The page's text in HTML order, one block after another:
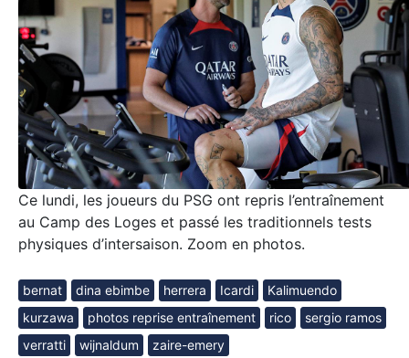
Ce lundi, les joueurs du PSG ont repris l’entraînement
au Camp des Loges et passé les traditionnels tests
physiques d’intersaison. Zoom en photos.
bernat dina ebimbe herrera Icardi
Kalimuendo
kurzawa
photos reprise entraînement rico
sergio ramos
verratti
wijnaldum zaire-emery